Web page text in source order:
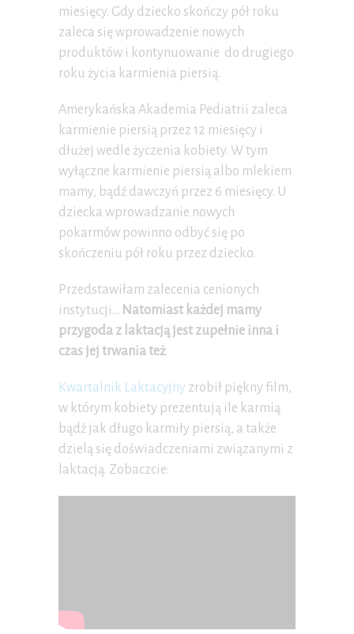
miesięcy. Gdy dziecko skończy pół roku
zaleca się wprowadzenie nowych
produktów i kontynuowanie do drugiego
roku życia karmienia piersią.
Amerykańska Akademia Pediatrii zaleca
karmienie piersią przez 12 miesięcy i
dłużej wedle życzenia kobiety. W tym
wyłączne karmienie piersią albo mlekiem
mamy, bądź dawczyń przez 6 miesięcy. U
dziecka wprowadzanie nowych
pokarmów powinno odbyć się po
skończeniu pół roku przez dziecko.
Przedstawiłam zalecenia cenionych
instytucji… Natomiast każdej mamy
przygoda z laktacją jest zupełnie inna i
czas jej trwania też.
Kwartalnik Laktacyjny zrobił piękny film,
w którym kobiety prezentują ile karmią
bądź jak długo karmiły piersią, a także
dzielą się doświadczeniami związanymi z
laktacją. Zobaczcie: